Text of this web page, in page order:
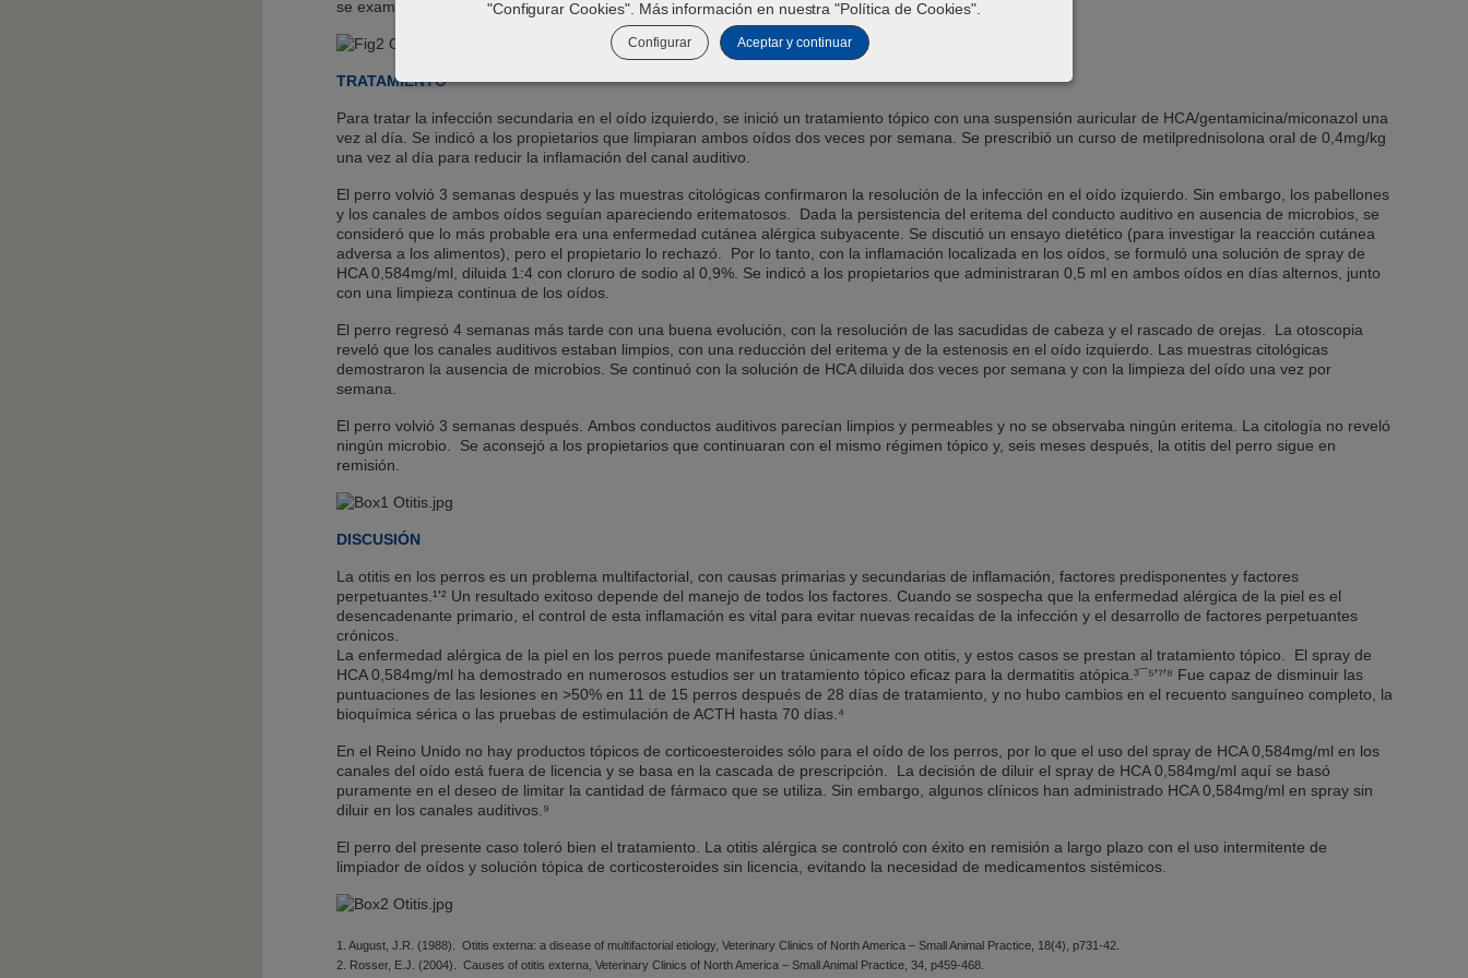
se examinaron con un video-otoscopio. (Figura 2, Figura 3).
TRATAMIENTO
Para tratar la infección secundaria en el oído izquierdo, se inició un tratamiento tópico con una suspensión auricular de HCA/gentamicina/miconazol una
vez al día. Se indicó a los propietarios que limpiaran ambos oídos dos veces por semana. Se prescribió un curso de metilprednisolona oral de 0,4mg/kg
una vez al día para reducir la inflamación del canal auditivo.
El perro volvió 3 semanas después y las muestras citológicas confirmaron la resolución de la infección en el oído izquierdo. Sin embargo, los pabellones
y los canales de ambos oídos seguían apareciendo eritematosos. Dada la persistencia del eritema del conducto auditivo en ausencia de microbios, se
consideró que lo más probable era una enfermedad cutánea alérgica subyacente. Se discutió un ensayo dietético (para investigar la reacción cutánea
adversa a los alimentos), pero el propietario lo rechazó. Por lo tanto, con la inflamación localizada en los oídos, se formuló una solución de spray de
HCA 0,584mg/ml, diluida 1:4 con cloruro de sodio al 0,9%. Se indicó a los propietarios que administraran 0,5 ml en ambos oídos en días alternos, junto
con una limpieza continua de los oídos.
El perro regresó 4 semanas más tarde con una buena evolución, con la resolución de las sacudidas de cabeza y el rascado de orejas. La otoscopia
reveló que los canales auditivos estaban limpios, con una reducción del eritema y de la estenosis en el oído izquierdo. Las muestras citológicas
demostraron la ausencia de microbios. Se continuó con la solución de HCA diluida dos veces por semana y con la limpieza del oído una vez por
semana.
El perro volvió 3 semanas después. Ambos conductos auditivos parecían limpios y permeables y no se observaba ningún eritema. La citología no reveló
ningún microbio. Se aconsejó a los propietarios que continuaran con el mismo régimen tópico y, seis meses después, la otitis del perro sigue en
remisión.
DISCUSIÓN
La otitis en los perros es un problema multifactorial, con causas primarias y secundarias de inflamación, factores predisponentes y factores
perpetuantes.¹'² Un resultado exitoso depende del manejo de todos los factores. Cuando se sospecha que la enfermedad alérgica de la piel es el
desencadenante primario, el control de esta inflamación es vital para evitar nuevas recaídas de la infección y el desarrollo de factores perpetuantes
crónicos.
La enfermedad alérgica de la piel en los perros puede manifestarse únicamente con otitis, y estos casos se prestan al tratamiento tópico. El spray de
HCA 0,584mg/ml ha demostrado en numerosos estudios ser un tratamiento tópico eficaz para la dermatitis atópica.³¯⁵′⁷′⁸ Fue capaz de disminuir las
puntuaciones de las lesiones en >50% en 11 de 15 perros después de 28 días de tratamiento, y no hubo cambios en el recuento sanguíneo completo, la
bioquímica sérica o las pruebas de estimulación de ACTH hasta 70 días.⁴
En el Reino Unido no hay productos tópicos de corticoesteroides sólo para el oído de los perros, por lo que el uso del spray de HCA 0,584mg/ml en los
canales del oído está fuera de licencia y se basa en la cascada de prescripción. La decisión de diluir el spray de HCA 0,584mg/ml aquí se basó
puramente en el deseo de limitar la cantidad de fármaco que se utiliza. Sin embargo, algunos clínicos han administrado HCA 0,584mg/ml en spray sin
diluir en los canales auditivos.⁹
El perro del presente caso toleró bien el tratamiento. La otitis alérgica se controló con éxito en remisión a largo plazo con el uso intermitente de
limpiador de oídos y solución tópica de corticosteroides sin licencia, evitando la necesidad de medicamentos sistémicos.
1. August, J.R. (1988). Otitis externa: a disease of multifactorial etiology, Veterinary Clinics of North America – Small Animal Practice, 18(4), p731-42.
2. Rosser, E.J. (2004). Causes of otitis externa, Veterinary Clinics of North America – Small Animal Practice, 34, p459-468.
"Configurar Cookies". Más información en nuestra "Política de Cookies".
Configurar Aceptar y continuar